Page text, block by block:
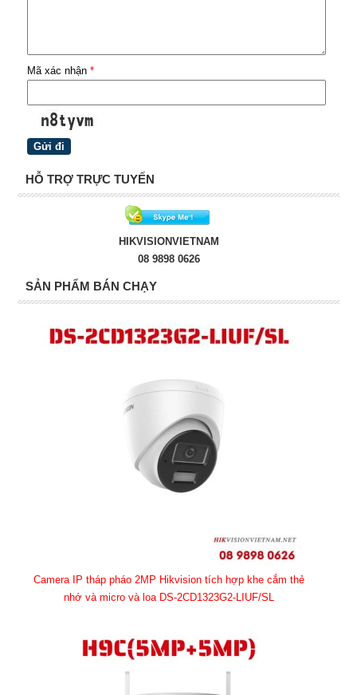
Mã xác nhận *
HỖ TRỢ TRỰC TUYẾN
HIKVISIONVIETNAM
08 9898 0626
SẢN PHẨM BÁN CHẠY
Camera IP tháp pháo 2MP Hikvision tích hợp khe cắm thẻ
nhớ và micro và loa DS-2CD1323G2-LIUF/SL